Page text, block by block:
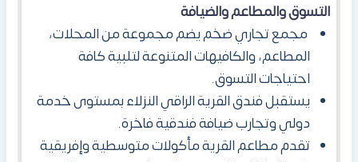
التسوق والمطاعم والضيافة
مجمع تجاري ضخم يضم مجموعة من المحلات،
المطاعم، والكافيهات المتنوعة لتلبية كافة
احتياجات التسوق.
يستقبل فندق القرية الراقي النزلاء بمستوى خدمة
دولي وتجارب ضيافة فندقية فاخرة.
تقدم مطاعم القرية مأكولات متوسطية وإفريقية